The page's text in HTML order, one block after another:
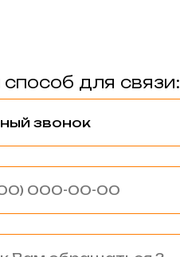
для связи: